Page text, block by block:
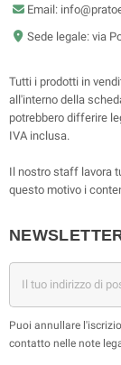
Email:
Sede legale: via
Tutti i prodotti in
all'interno della
potrebbero differire
IVA inclusa.
Il nostro staff lavora
questo motivo i
Puoi annullare
contatto nelle note